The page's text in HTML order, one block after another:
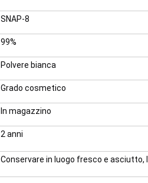
SNAP-8
99%
Polvere bianca
Grado cosmetico
In magazzino
2 anni
Conservare in luogo fresco e asciutto,